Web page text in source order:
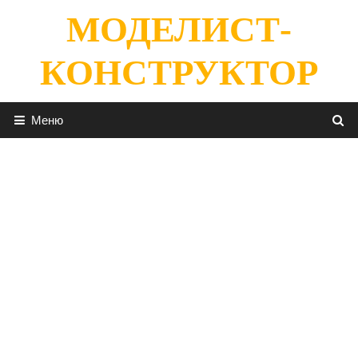
содержимомуМОДЕЛИСТ-
КОНСТРУКТОР
Меню